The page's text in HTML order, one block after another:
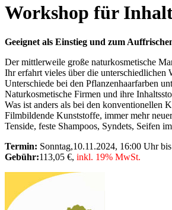
Menge
Workshop für
Geeignet als Einstieg und zum
Der mittlerweile große naturkosmetische
Ihr erfahrt vieles über die unterschiedlichen
Unterschiede bei den Pflanzenhaarfarben
Naturkosmetische Firmen und ihre
Was ist anders als bei den konventionellen
Filmbildende Kunststoffe, immer mehr
Tenside, feste Shampoos, Syndets, Seifen
Termin: Sonntag,10.11.2024, 16:00 Uhr
Gebühr:113,05 €, inkl. 19% MwSt.